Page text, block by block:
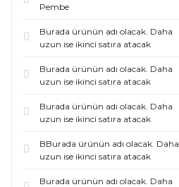
Pembe
Burada ürünün adı olacak. Daha
uzun ise ikinci satıra atacak
Burada ürünün adı olacak. Daha
uzun ise ikinci satıra atacak
Burada ürünün adı olacak. Daha
uzun ise ikinci satıra atacak
BBurada ürünün adı olacak. Daha
uzun ise ikinci satıra atacak
Burada ürünün adı olacak. Daha